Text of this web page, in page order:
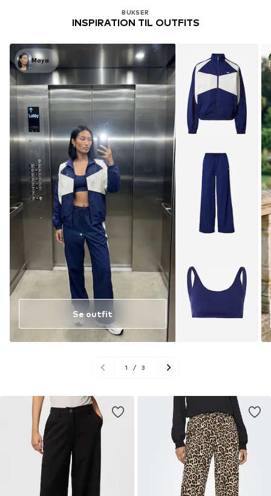
BUKSER
INSPIRATION TIL OUTFITS
Maya
Se outfit
1 / 3